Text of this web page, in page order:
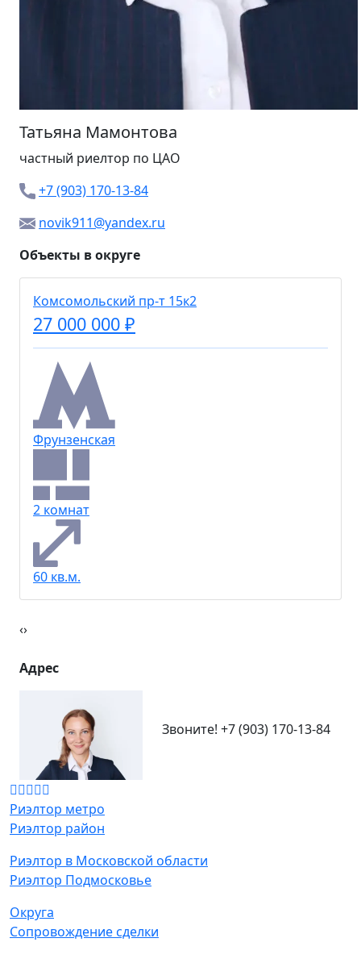
Татьяна Мамонтова
частный риелтор по ЦАО
+7 (903) 170-13-84
novik911@yandex.ru
Объекты в округе
Комсомольский пр-т 15к2
27 000 000 ₽
Фрунзенская
2 комнат
60 кв.м.
‹›
Адрес
Звоните! +7 (903) 170-13-84
Риэлтор метро
Риэлтор район
Риэлтор в Московской области
Риэлтор Подмосковье
Округа
Сопровождение сделки